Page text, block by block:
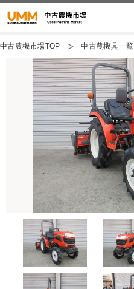
中古農機市場TOP 中古農機具一覧